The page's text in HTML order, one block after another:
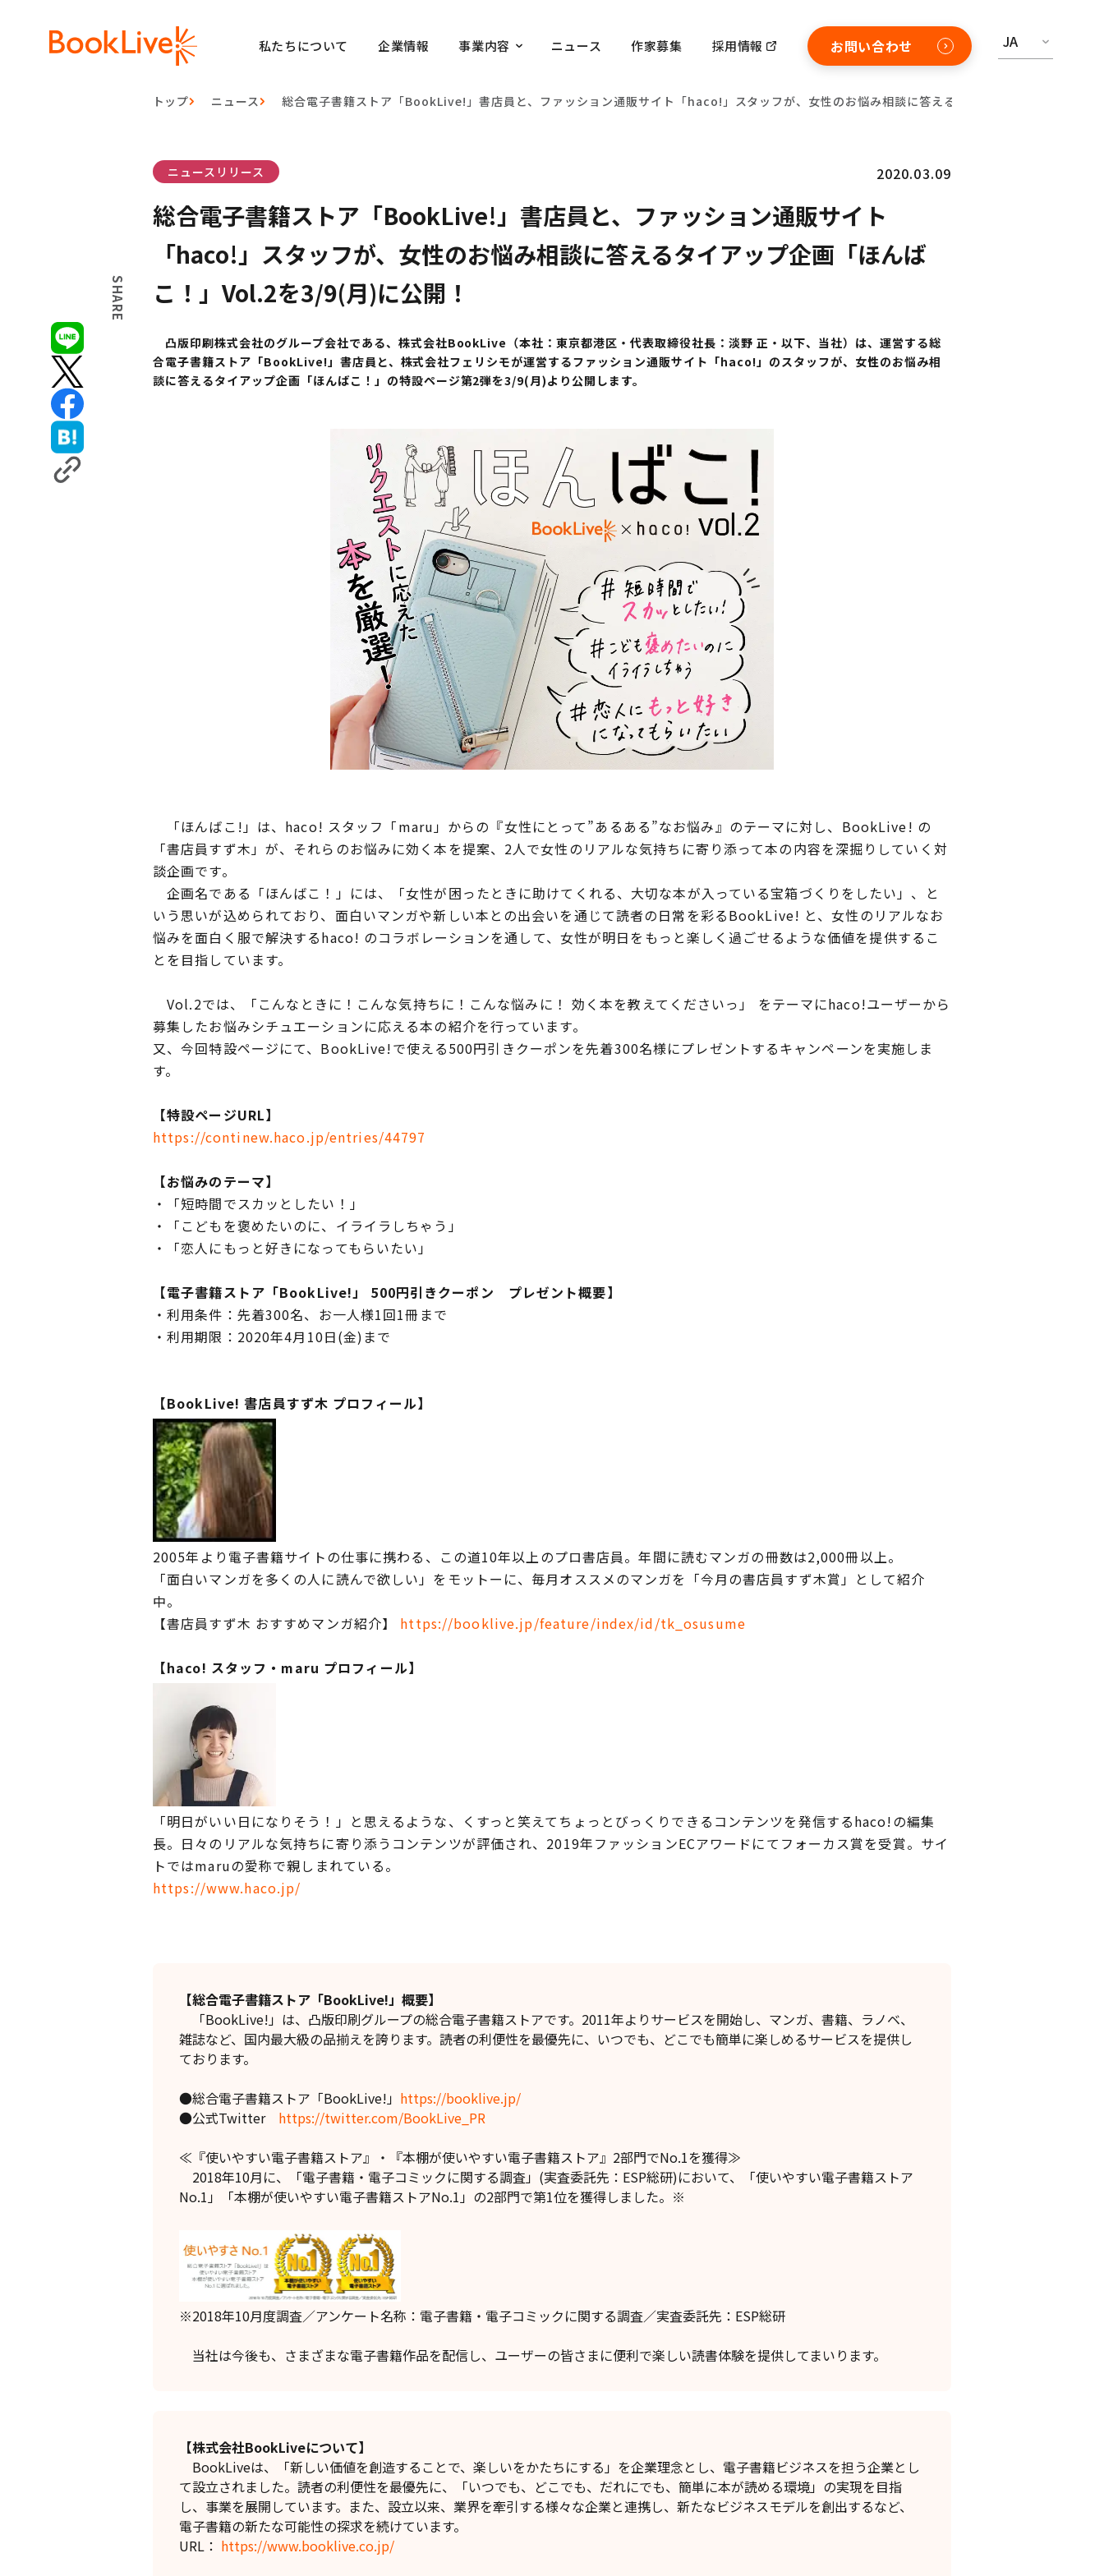
私たちについて 企業情報 事業内容 ニュース 作家募集 採用情報 お問い合わせ JA
トップ ニュース 総合電子書籍ストア「BookLive!」書店員と、ファッション通販サイト「haco!」スタッフが、女性のお悩み相談に答えるタイアップ企画「ほんば
SHARE
ニュースリリース 2020.03.09
総合電子書籍ストア「BookLive!」書店員と、ファッション通販サイト
「haco!」スタッフが、女性のお悩み相談に答えるタイアップ企画「ほんば
こ！」Vol.2を3/9(月)に公開！
凸版印刷株式会社のグループ会社である、株式会社BookLive（本社：東京都港区・代表取締役社長：淡野 正・以下、当社）は、運営する総
合電子書籍ストア「BookLive!」書店員と、株式会社フェリシモが運営するファッション通販サイト「haco!」のスタッフが、女性のお悩み相
談に答えるタイアップ企画「ほんばこ！」の特設ページ第2弾を3/9(月)より公開します。
「ほんばこ!」は、haco! スタッフ「maru」からの『女性にとって”あるある”なお悩み』のテーマに対し、BookLive! の
「書店員すず木」が、それらのお悩みに効く本を提案、2人で女性のリアルな気持ちに寄り添って本の内容を深掘りしていく対
談企画です。
企画名である「ほんばこ！」には、「女性が困ったときに助けてくれる、大切な本が入っている宝箱づくりをしたい」、と
いう思いが込められており、面白いマンガや新しい本との出会いを通じて読者の日常を彩るBookLive! と、女性のリアルなお
悩みを面白く服で解決するhaco! のコラボレーションを通して、女性が明日をもっと楽しく過ごせるような価値を提供するこ
とを目指しています。
Vol.2では、「こんなときに！こんな気持ちに！こんな悩みに！ 効く本を教えてくださいっ」 をテーマにhaco!ユーザーから
募集したお悩みシチュエーションに応える本の紹介を行っています。
又、今回特設ページにて、BookLive!で使える500円引きクーポンを先着300名様にプレゼントするキャンペーンを実施しま
す。
【特設ページURL】
https://continew.haco.jp/entries/44797
【お悩みのテーマ】
・「短時間でスカッとしたい！」
・「こどもを褒めたいのに、イライラしちゃう」
・「恋人にもっと好きになってもらいたい」
【電子書籍ストア「BookLive!」 500円引きクーポン プレゼント概要】
・利用条件：先着300名、お一人様1回1冊まで
・利用期限：2020年4月10日(金)まで
【BookLive! 書店員すず木 プロフィール】
2005年より電子書籍サイトの仕事に携わる、この道10年以上のプロ書店員。年間に読むマンガの冊数は2,000冊以上。
「面白いマンガを多くの人に読んで欲しい」をモットーに、毎月オススメのマンガを「今月の書店員すず木賞」として紹介
中。
【書店員すず木 おすすめマンガ紹介】 https://booklive.jp/feature/index/id/tk_osusume
【haco! スタッフ・maru プロフィール】
「明日がいい日になりそう！」と思えるような、くすっと笑えてちょっとびっくりできるコンテンツを発信するhaco!の編集
長。日々のリアルな気持ちに寄り添うコンテンツが評価され、2019年ファッションECアワードにてフォーカス賞を受賞。サイ
トではmaruの愛称で親しまれている。
https://www.haco.jp/
【総合電子書籍ストア「BookLive!」概要】
「BookLive!」は、凸版印刷グループの総合電子書籍ストアです。2011年よりサービスを開始し、マンガ、書籍、ラノベ、
雑誌など、国内最大級の品揃えを誇ります。読者の利便性を最優先に、いつでも、どこでも簡単に楽しめるサービスを提供し
ております。
●総合電子書籍ストア「BookLive!」 https://booklive.jp/
●公式Twitter https://twitter.com/BookLive_PR
≪『使いやすい電子書籍ストア』・『本棚が使いやすい電子書籍ストア』2部門でNo.1を獲得≫
2018年10月に、「電子書籍・電子コミックに関する調査」(実査委託先：ESP総研)において、「使いやすい電子書籍ストア
No.1」「本棚が使いやすい電子書籍ストアNo.1」の2部門で第1位を獲得しました。※
※2018年10月度調査／アンケート名称：電子書籍・電子コミックに関する調査／実査委託先：ESP総研
当社は今後も、さまざまな電子書籍作品を配信し、ユーザーの皆さまに便利で楽しい読書体験を提供してまいります。
【株式会社BookLiveについて】
BookLiveは、「新しい価値を創造することで、楽しいをかたちにする」を企業理念とし、電子書籍ビジネスを担う企業とし
て設立されました。読者の利便性を最優先に、「いつでも、どこでも、だれにでも、簡単に本が読める環境」の実現を目指
し、事業を展開しています。また、設立以来、業界を牽引する様々な企業と連携し、新たなビジネスモデルを創出するなど、
電子書籍の新たな可能性の探求を続けています。
URL： https://www.booklive.co.jp/